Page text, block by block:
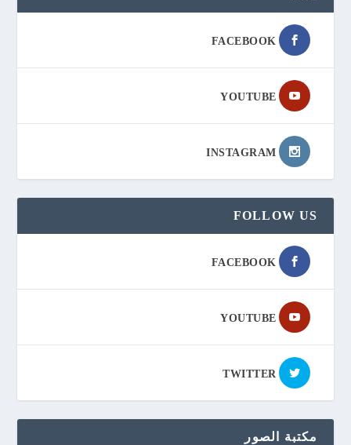
FACEBOOK
YOUTUBE
INSTAGRAM
FOLLOW US
FACEBOOK
YOUTUBE
TWITTER
مكتبة الصور